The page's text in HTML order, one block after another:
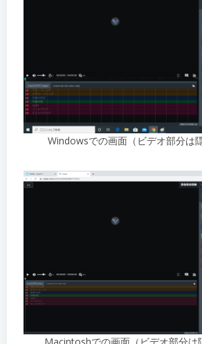
Windowsでの画面（ビデオ部分は